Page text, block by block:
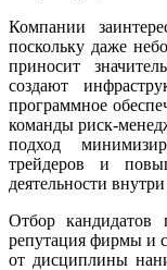
Компании
поскольку даже
приносит
создают
программное
команды риск-
подход
трейдеров и
деятельности
Отбор кандидатов
репутация фирмы и
от дисциплины